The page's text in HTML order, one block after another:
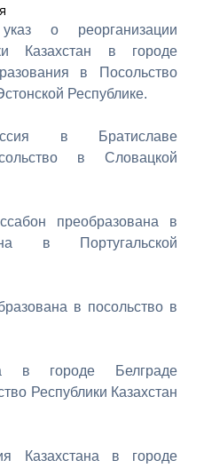
о реорганизации
Казахстан в городе
в Посольство
Республике.
в Братиславе
в Словацкой
преобразована в
в Португальской
в посольство в
в городе Белграде
Республики Казахстан
Казахстана в городе